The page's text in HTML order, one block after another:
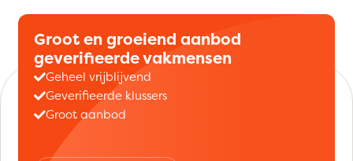
Groot en groeiend aanbod
geverifieerde vakmensen
Geheel vrijblijvend
Geverifieerde klussers
Groot aanbod